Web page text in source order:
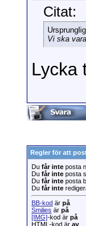
Citat:
Vi ska
Lycka
Regler för att
Du får inte posta
Du får inte posta
Du får inte posta
Du får inte
BB-kod är på
Smilies är på
[IMG]-kod är på
HTML-kod är av